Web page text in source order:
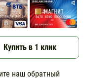
Купить в 1 клик
наш обратный